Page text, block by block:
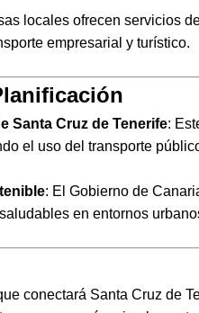
locales ofrecen servicios
empresarial y turístico.
Santa Cruz de Tenerife:
el uso del transporte
: El Gobierno de
en entornos
conectará Santa Cruz de